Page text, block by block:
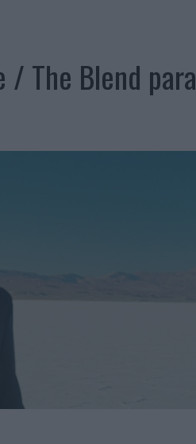
ORIGEN BARCELONÉS
DE MARCA EN IBIZA
ESTRATEGIA
AL MÓVIL COMO DISPOSITIVO MÁS UTILIZADO
GLOBAL
CALIPPO Y SOLERO
RELACIONES CON LOS MEDIOS
INTERNACIONAL
/ The Blend para